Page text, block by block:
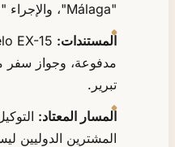
"Málaga"، والإجراء "Asignación de NIE".
المستندات:
مدفوعة، وجواز سفر
تبرير.
المسار المعتاد:
المشترين الدوليين